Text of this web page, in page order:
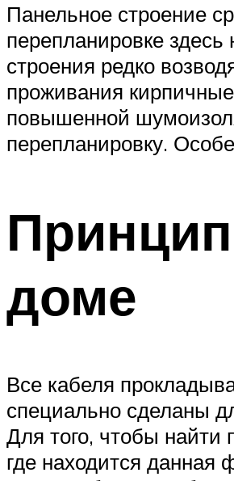
Панельное строение
перепланировке
строения редко
проживания
повышенной
перепланировку.
доме
Все кабеля
специально сделаны
Для того, чтобы найти
где находится данная